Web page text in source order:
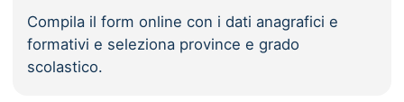
Compila il form online con i dati anagrafici e
formativi e seleziona province e grado
scolastico.